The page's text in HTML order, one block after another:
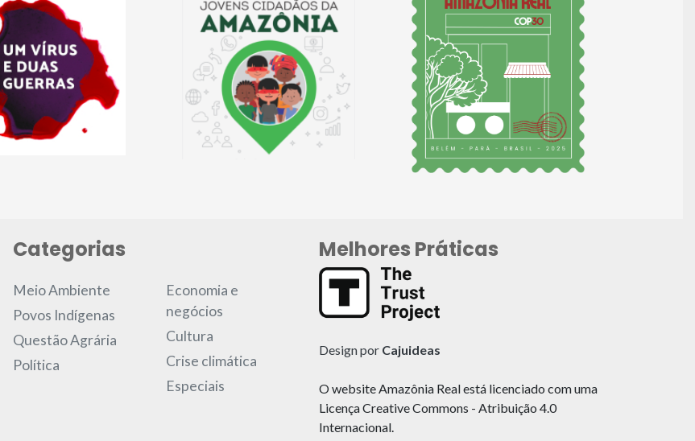
Categorias
Meio Ambiente
Povos Indígenas
Questão Agrária
Política
Economia e
negócios
Cultura
Crise climática
Especiais
Melhores Práticas
Design por Cajuideas
O website Amazônia Real está licenciado com uma
Licença Creative Commons - Atribuição 4.0
Internacional.